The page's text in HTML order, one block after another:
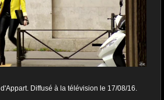
Diffusé à la télévision le 17/08/16.